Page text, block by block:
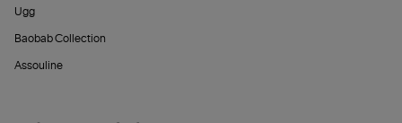
Ugg
Baobab Collection
Assouline